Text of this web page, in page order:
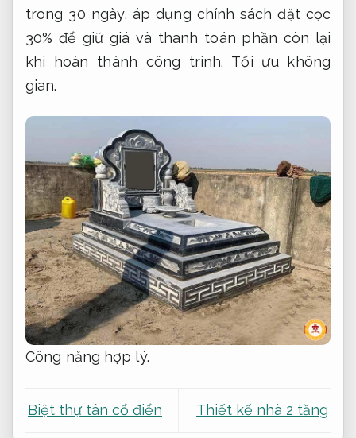
trong 30 ngày, áp dụng chính sách đặt cọc
30% để giữ giá và thanh toán phần còn lại
khi hoàn thành công trình. Tối ưu không
gian.
Công năng hợp lý.
Biệt thự tân cổ điển Thiết kế nhà 2 tầng